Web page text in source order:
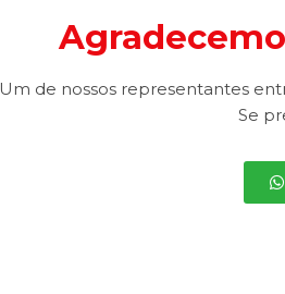
Um de nossos representantes
Se